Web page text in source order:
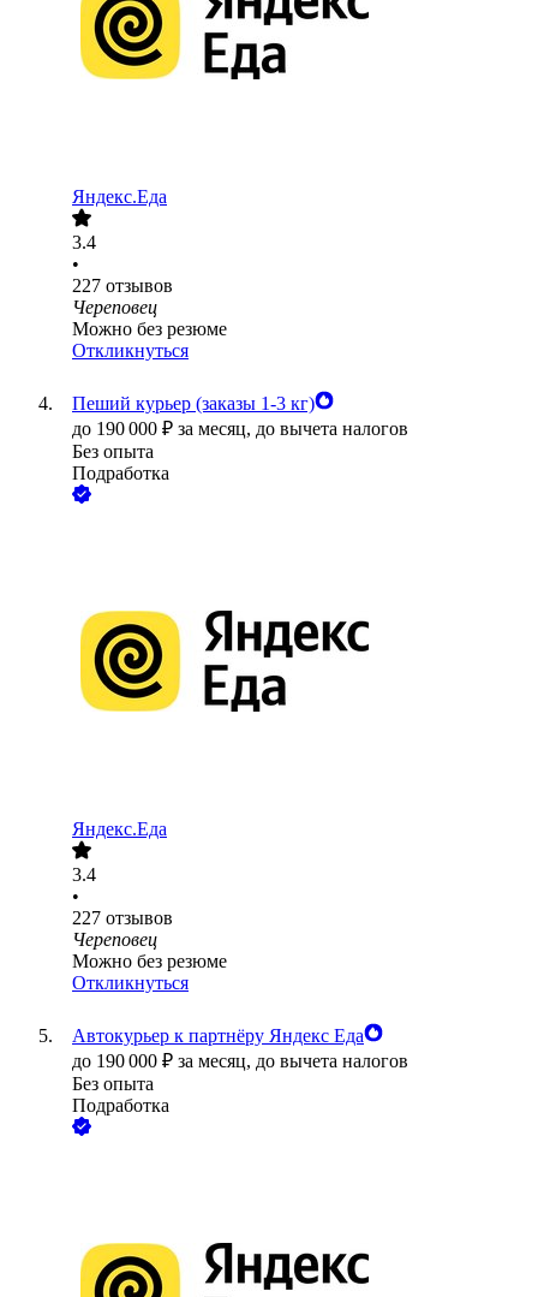
Яндекс.Еда
3.4
•
227 отзывов
Череповец
Можно без резюме
Откликнуться
Пеший курьер (заказы 1-3 кг)
до 190 000 ₽ за месяц, до вычета налогов
Без опыта
Подработка
Яндекс.Еда
3.4
•
227 отзывов
Череповец
Можно без резюме
Откликнуться
Автокурьер к партнёру Яндекс Еда
до 190 000 ₽ за месяц, до вычета налогов
Без опыта
Подработка